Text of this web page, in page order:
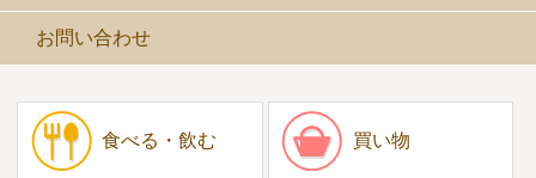
お問い合わせ
食べる・飲む 買い物